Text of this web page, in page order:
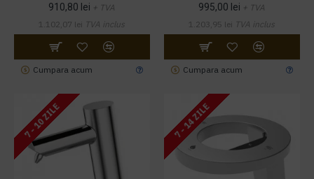
910,80 lei + TVA
1.102,07 lei TVA inclus
Cumpara acum
995,00 lei + TVA
1.203,95 lei TVA inclus
Cumpara acum
7 - 10 ZILE 7 - 14 ZILE